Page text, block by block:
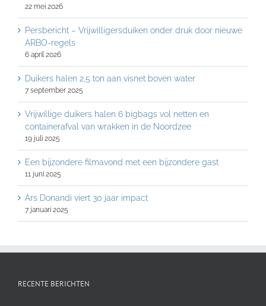
22 mei 2026
Persbericht – Vrijwilligersduiken onder druk door nieuwe
ARBO-regels
6 april 2026
Duikers halen 2,5 ton aan visnet boven water
7 september 2025
Vrijwillige duikers halen 6 bigbags vol netten en
containerafval van wrakken in de Noordzee
19 juli 2025
Een bijzondere filmavond met een bijzondere gast
11 juni 2025
Ars Donandi viert 30 jaar impact
7 januari 2025
RECENTE BERICHTEN